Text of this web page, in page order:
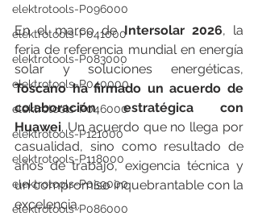
elektrotools-P096000
elektrotools-P041000
elektrotools-P083000
elektrotools-P040000
elektrotools-P046000
elektrotools-P121000
elektrotools-P118000
elektrotools-P059000
elektrotools-P086000
En el marco de Intersolar 2026, la
feria de referencia mundial en energía
Toscano ha firmado un acuerdo de
colaboración estratégica con
Huawei. Un acuerdo que no llega por
casualidad, sino como resultado de
años de trabajo, exigencia técnica y
un compromiso inquebrantable con la
excelencia.